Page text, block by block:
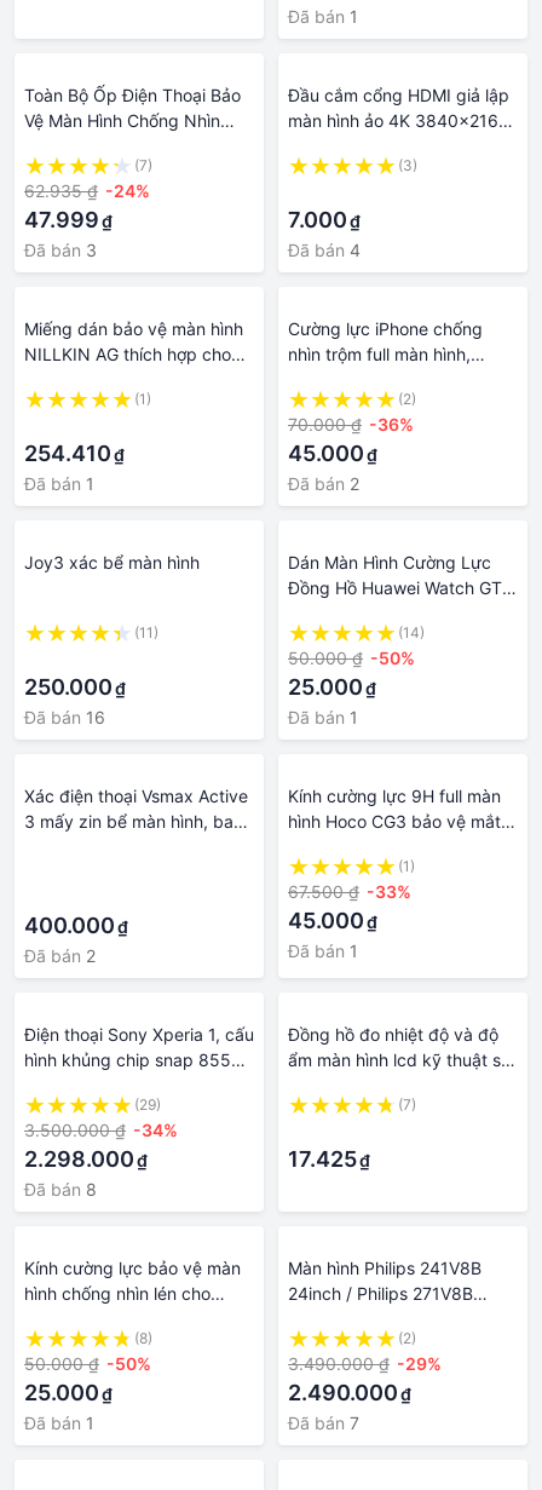
Đã bán 1
Toàn Bộ Ốp Điện Thoại Bảo
Vệ Màn Hình Chống Nhìn
pro x xr xs max 11 15 pro 7
8 plus 15 13 pro max Kính
(7)
62.935 ₫ -24%
47.999₫
Đã bán 3
Đầu cắm cổng HDMI giả lập
màn hình ảo 4K 3840x2160
(3)
7.000₫
Đã bán 4
Miếng dán bảo vệ màn hình
NILLKIN AG thích hợp cho
12.9 11 2018 2020 2021 10.2
(1)
254.410₫
Đã bán 1
Cường lực iPhone chống
nhìn trộm full màn hình,
không vỡ mép tặng bộ giấy
lau màn hình
(2)
70.000 ₫ -36%
45.000₫
Đã bán 2
Joy3 xác bể màn hình
(11)
250.000₫
Đã bán 16
Dán Màn Hình Cường Lực
Đồng Hồ Huawei Watch GT3
Full Viền Và Kính Phẳng 9H
SWASTORE
(14)
50.000 ₫ -50%
25.000₫
Đã bán 1
Xác điện thoại Vsmax Active
3 mấy zin bể màn hình, bao
400.000₫
Đã bán 2
Kính cường lực 9H full màn
hình Hoco CG3 bảo vệ mắt,
nhạy cho iP
(1)
67.500 ₫ -33%
45.000₫
Đã bán 1
Điện thoại Sony Xperia 1, cấu
hình khủng chip snap 855
(29)
3.500.000 ₫ -34%
2.298.000₫
Đã bán 8
Đồng hồ đo nhiệt độ và độ
ẩm màn hình lcd kỹ thuật số
(7)
17.425₫
Kính cường lực bảo vệ màn
hình chống nhìn lén cho
A24 A05 A05s A04E A04
A04s A03 A03s A14 A13
A23 A53 A73 M14 M23 M33
M53 S21 S20 FE 4G 5G
2022 2023
(8)
50.000 ₫ -50%
25.000₫
Đã bán 1
Màn hình Philips 241V8B
24inch / Philips 271V8B
(2)
3.490.000 ₫ -29%
2.490.000₫
Đã bán 7